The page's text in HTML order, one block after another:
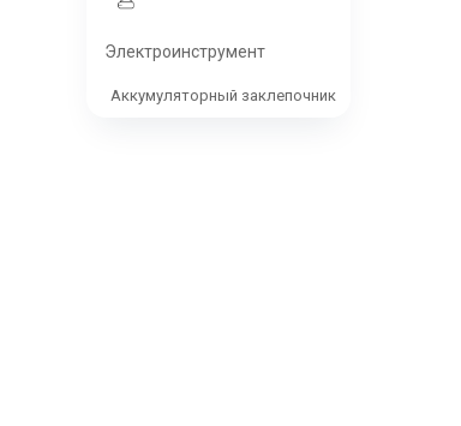
Электроинструмент
Аккумуляторный заклепочник